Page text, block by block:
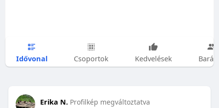
Idővonal Csoportok Kedvelések
Erika N. Profilkép megváltoztatva